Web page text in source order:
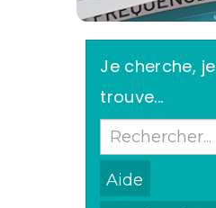
Je cherche, je
trouve...